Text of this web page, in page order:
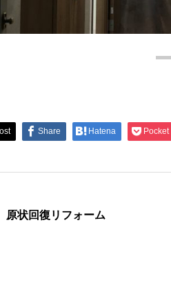
Share Hatena Pocket
原状回復リフォーム